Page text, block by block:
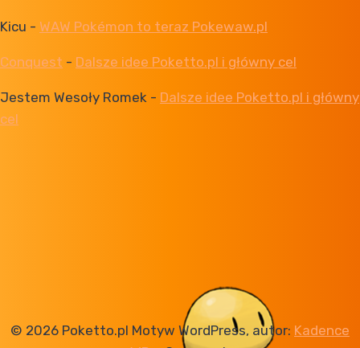
Kicu - WAW Pokémon to teraz Pokewaw.pl
Conquest - Dalsze idee Poketto.pl i główny cel
Jestem Wesoły Romek - Dalsze idee Poketto.pl i główny
cel
© 2026 Poketto.pl Motyw WordPress, autor: Kadence